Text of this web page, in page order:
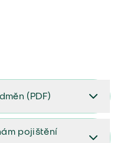
(PDF)
pojištění